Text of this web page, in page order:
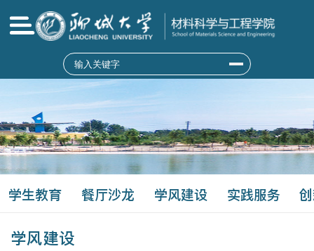
学生教育 餐厅沙龙 学风建设 实践服务
学风建设